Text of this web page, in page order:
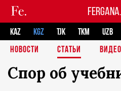
KAZ KGZ TJK TKM UZB
НОВОСТИ
СТАТЬИ ВИДЕО
Спор об